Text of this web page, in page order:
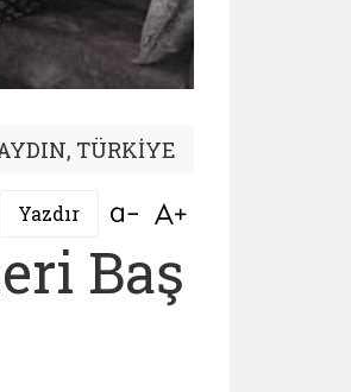
TÜRKİYE
Yazdır Bağlantıyı aç
Baş